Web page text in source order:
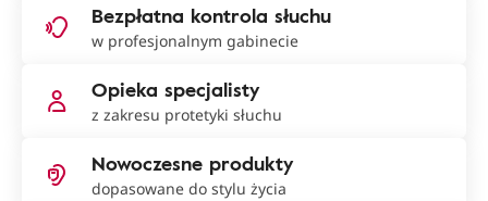
Bezpłatna kontrola słuchu
w profesjonalnym gabinecie
Opieka specjalisty
z zakresu protetyki słuchu
Nowoczesne produkty
dopasowane do stylu życia